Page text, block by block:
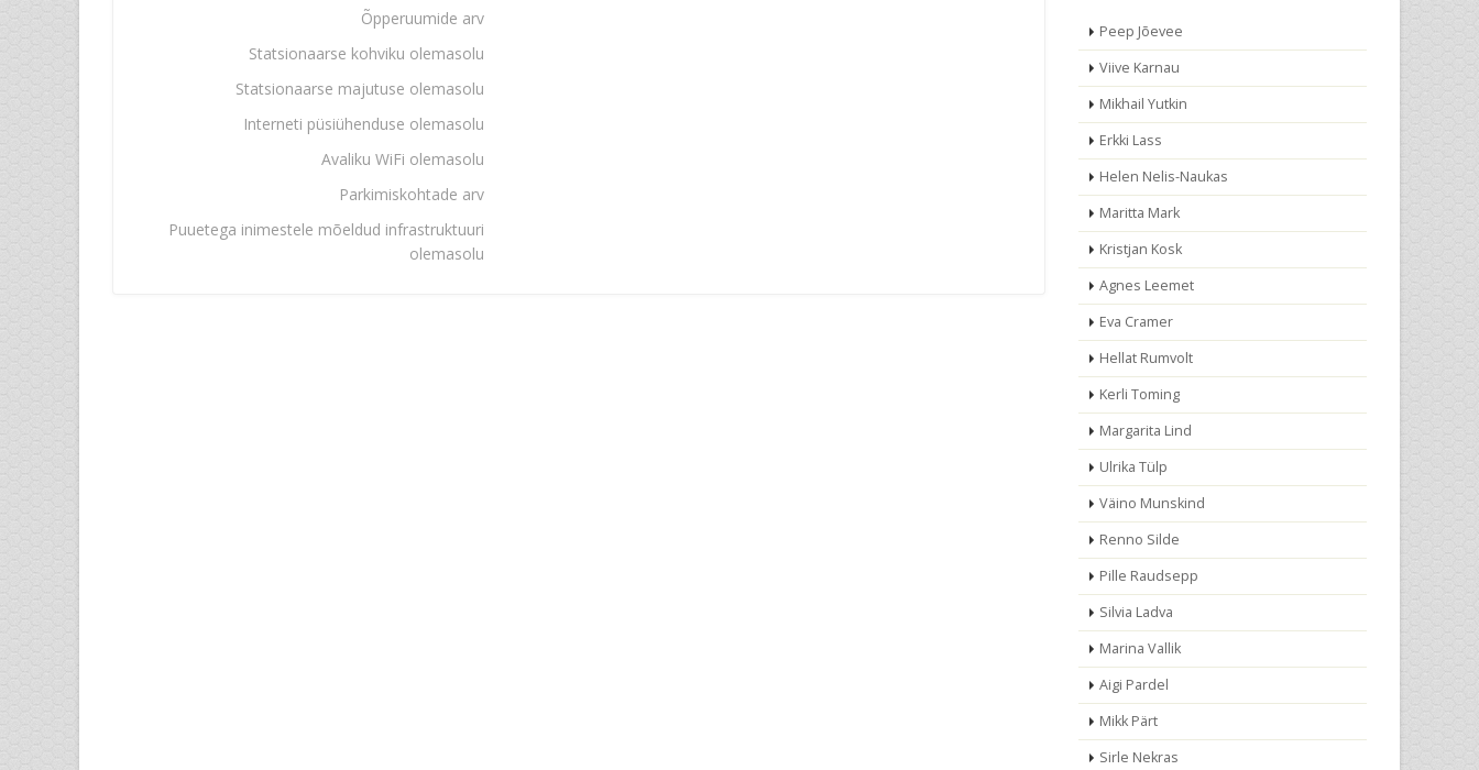
Õpperuumide arv
Statsionaarse kohviku olemasolu
Statsionaarse majutuse olemasolu
Interneti püsiühenduse olemasolu
Avaliku WiFi olemasolu
Parkimiskohtade arv
Puuetega inimestele mõeldud infrastruktuuri
olemasolu
Peep Jõevee
Viive Karnau
Mikhail Yutkin
Erkki Lass
Helen Nelis-Naukas
Maritta Mark
Kristjan Kosk
Agnes Leemet
Eva Cramer
Hellat Rumvolt
Kerli Toming
Margarita Lind
Ulrika Tülp
Väino Munskind
Renno Silde
Pille Raudsepp
Silvia Ladva
Marina Vallik
Aigi Pardel
Mikk Pärt
Sirle Nekras